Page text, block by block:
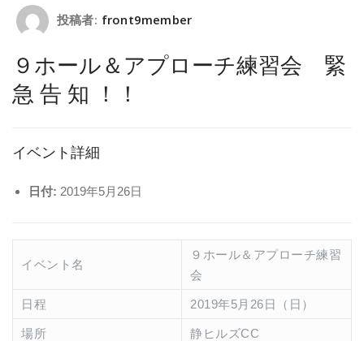
投稿者: front9member
９ホール＆アプローチ練習会 緊
急 告 知 ！！
イベント詳細
日付: 2019年5月26日
イベント名
９ホール＆アプローチ練習
会
日程 2019年5月26日（日）
場所 静ヒルズCC